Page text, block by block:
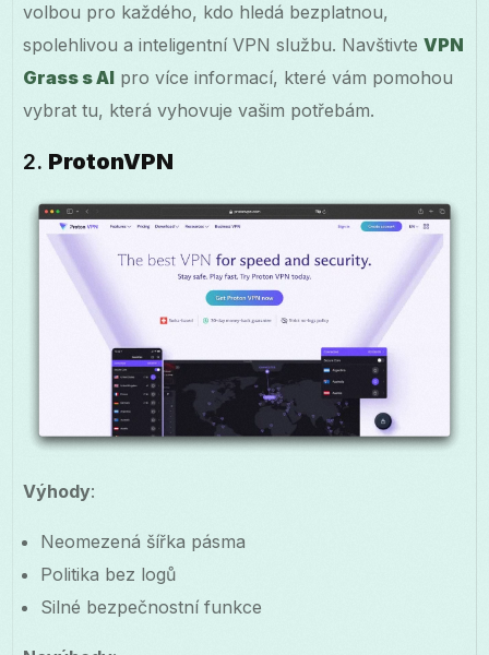
volbou pro každého, kdo hledá bezplatnou,
spolehlivou a inteligentní VPN službu. NavštivteVPN
Grass s AI pro více informací, které vám pomohou
vybrat tu, která vyhovuje vašim potřebám.
2. ProtonVPN
Výhody:
Neomezená šířka pásma
Politika bez logů
Silné bezpečnostní funkce